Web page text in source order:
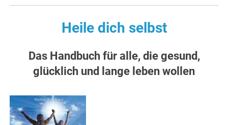
Heile dich selbst
Das Handbuch für alle, die gesund,
glücklich und lange leben wollen